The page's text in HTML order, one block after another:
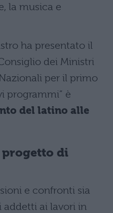
la musica e
ha presentato il
dei Ministri
per il primo
programmi” è
del latino alle
di
e confronti sia
addetti ai lavori in